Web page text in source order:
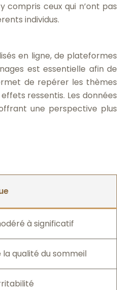
compris ceux qui n’ont pas
individus.
en ligne, de plateformes
est essentielle afin de
de repérer les thèmes
ressentis. Les données
une perspective plus
à significatif
qualité du sommeil